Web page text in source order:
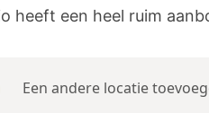
heeft een heel ruim